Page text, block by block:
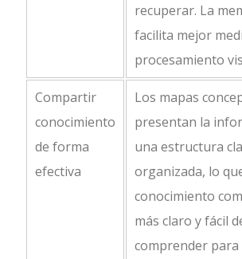
recuperar. La
facilita mejor
procesamiento
Compartir
conocimiento
de forma
efectiva
Los mapas
presentan la
una estructura
organizada, lo
conocimiento
más claro y fácil
comprender